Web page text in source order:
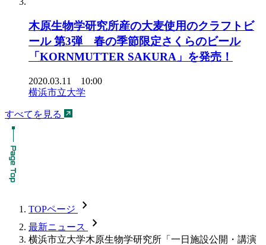
木原生物学研究所産の大麦使用のクラフトビ
ール 第3弾 春の季節限定さくらのビール
「KORNMUTTER SAKURA」を発売！
2020.03.11 10:00
横浜市立大学
すべてを見る
TOPページ chevron_forward
最新ニュース chevron_forward
横浜市立大学木原生物学研究所「一日施設公開・講演